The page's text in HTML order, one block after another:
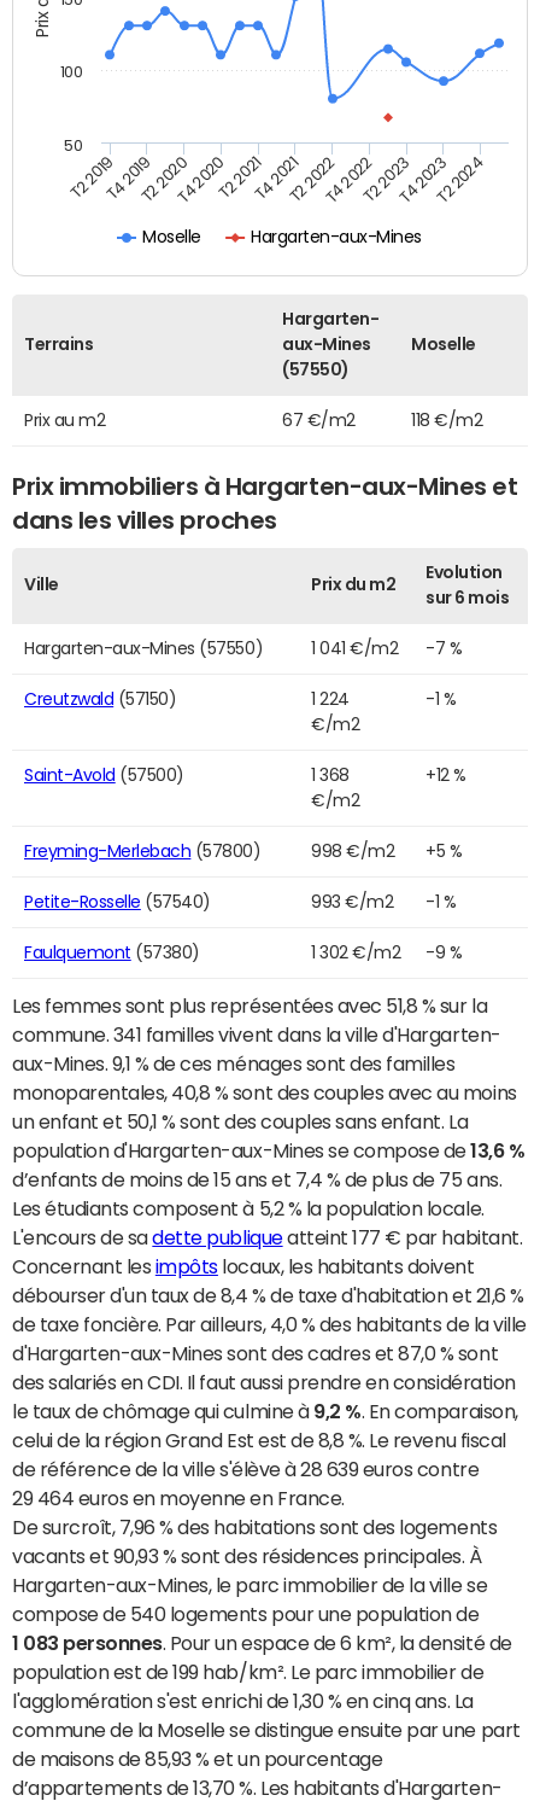
Moselle Hargarten-aux-Mines
T2 2019T4 2019T2 2020T4 2020T2 2021T4 2021T2 2022T4 2022T2 2023T4 2023T2 2024
50
100
Terrains
Hargarten-
aux-Mines
(57550)
Moselle
Prix au m2 67 €/m2 118 €/m2
Prix immobiliers à Hargarten-aux-Mines et
dans les villes proches
Ville Prix du m2
Evolution
sur 6 mois
Hargarten-aux-Mines (57550) 1 041 €/m2 -7 %
Creutzwald (57150)
1 224
€/m2
-1 %
Saint-Avold (57500)
1 368
€/m2
+12 %
Freyming-Merlebach (57800) 998 €/m2 +5 %
Petite-Rosselle (57540) 993 €/m2 -1 %
Faulquemont (57380) 1 302 €/m2 -9 %
Les femmes sont plus représentées avec 51,8 % sur la
commune. 341 familles vivent dans la ville d'Hargarten-
aux-Mines. 9,1 % de ces ménages sont des familles
monoparentales, 40,8 % sont des couples avec au moins
un enfant et 50,1 % sont des couples sans enfant. La
population d'Hargarten-aux-Mines se compose de13,6 %
d’enfants de moins de 15 ans et 7,4 % de plus de 75 ans.
Les étudiants composent à 5,2 % la population locale.
L'encours de sadette publiqueatteint 177 € par habitant.
Concernant les impôtslocaux, les habitants doivent
débourser d'un taux de 8,4 % de taxe d'habitation et 21,6 %
de taxe foncière. Par ailleurs, 4,0 % des habitants de la ville
d'Hargarten-aux-Mines sont des cadres et 87,0 % sont
des salariés en CDI. Il faut aussi prendre en considération
le taux de chômage qui culmine à 9,2 % . En comparaison,
celui de la région Grand Est est de 8,8 %. Le revenu fiscal
de référence de la ville s'élève à 28 639 euros contre
29 464 euros en moyenne en France.
De surcroît, 7,96 % des habitations sont des logements
vacants et 90,93 % sont des résidences principales. À
Hargarten-aux-Mines, le parc immobilier de la ville se
compose de 540 logements pour une population de
1 083 personnes. Pour un espace de 6 km², la densité de
population est de 199 hab/km². Le parc immobilier de
l'agglomération s'est enrichi de 1,30 % en cinq ans. La
commune de la Moselle se distingue ensuite par une part
de maisons de 85,93 % et un pourcentage
d’appartements de 13,70 %. Les habitants d'Hargarten-